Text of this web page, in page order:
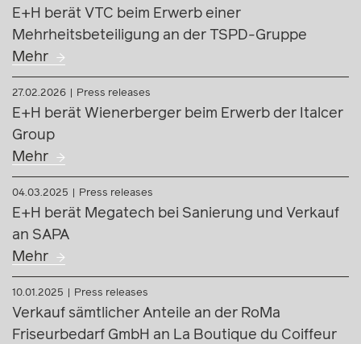
E+H berät VTC beim Erwerb einer
Mehrheitsbeteiligung an der TSPD-Gruppe
Mehr
27.02.2026 Press releases
E+H berät Wienerberger beim Erwerb der Italcer
Group
Mehr
04.03.2025 Press releases
E+H berät Megatech bei Sanierung und Verkauf
an SAPA
Mehr
10.01.2025 Press releases
Verkauf sämtlicher Anteile an der RoMa
Friseurbedarf GmbH an La Boutique du Coiffeur